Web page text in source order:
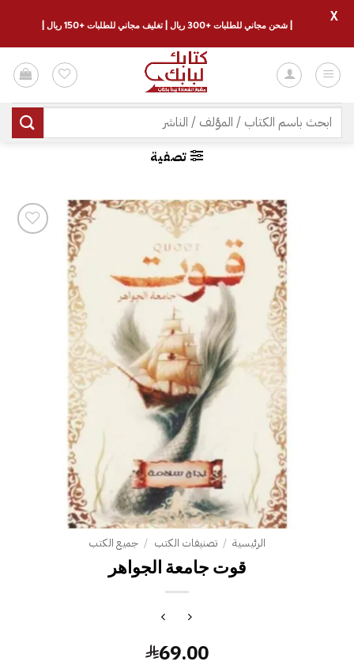
للمحتوى
البحث
عن:
تصفية
الرئيسية / تصنيفات الكتب / جميع الكتب
قوت جامعة الجواهر
69.00
| شحن مجاني للطلبات +300 ريال | تغليف مجاني للطلبات +150 ريال |
X